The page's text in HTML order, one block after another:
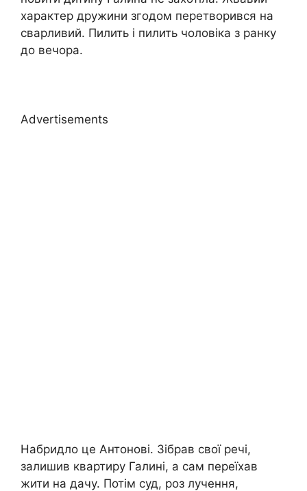
характер дружини згодом перетворився на
сварливий. Пилить і пилить чоловіка з ранку
до вечора.
Advertisements
Набридло це Антонові. Зібрав свої речі,
залишив квартиру Галині, а сам переїхав
жити на дачу. Потім суд, роз лучення,